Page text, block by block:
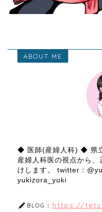
ABOUT ME
◆ 医師(産婦人科) ◆ 県
産婦人科医の視点から
けします。 twitter：
yukizora_yuki
BLOG： https://